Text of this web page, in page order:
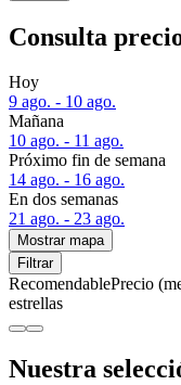
Consulta
Hoy
9 ago. - 10 ago.
Mañana
10 ago. - 11 ago.
Próximo fin de semana
14 ago. - 16 ago.
En dos semanas
21 ago. - 23 ago.
Mostrar mapa
Filtrar
RecomendablePrecio
estrellas
Nuestra